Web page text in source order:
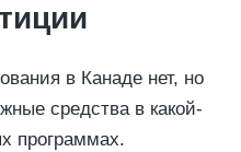
в Канаде нет, но
средства в какой-
программах.